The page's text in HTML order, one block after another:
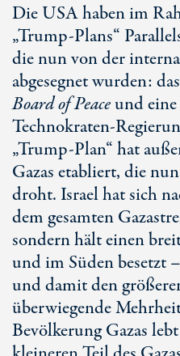
Die USA haben im
„Trump-Plans“
die nun von der
abgesegnet wurden:
Board of Peaceund
Technokraten-
„Trump-Plan“hat
Gazas etabliert, die
droht. Israel hat sich
dem gesamten
sondern hält einen
und im Süden besetzt
und damit den
überwiegende
Bevölkerung Gazas